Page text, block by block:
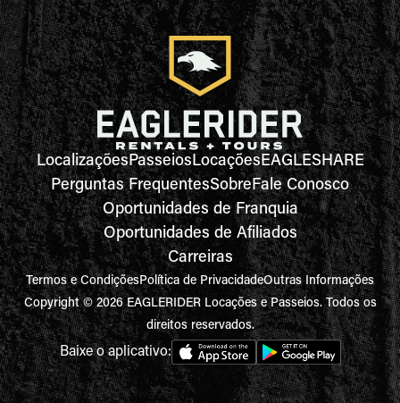
LocalizaçõesPasseiosLocaçõesEAGLESHARE
Perguntas FrequentesSobreFale Conosco
Oportunidades de Franquia
Oportunidades de Afiliados
Carreiras
Termos e CondiçõesPolítica de PrivacidadeOutras Informações
Copyright © 2026 EAGLERIDER Locações e Passeios. Todos os
direitos reservados.
Baixe o aplicativo: